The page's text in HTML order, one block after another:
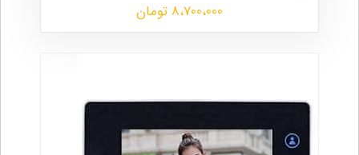
8،700،000 تومان